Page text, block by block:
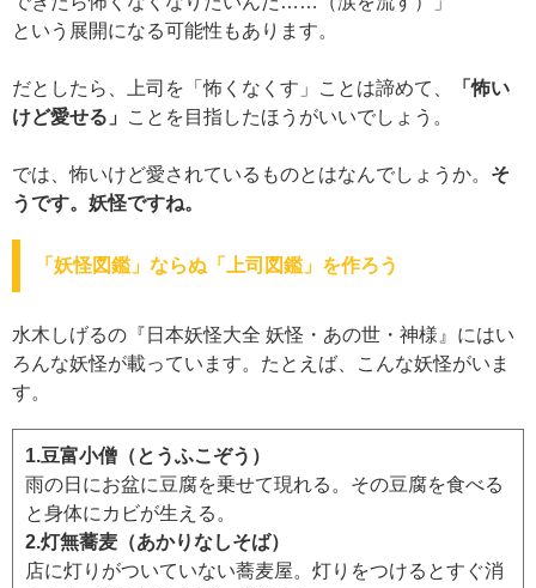
という展開になる可能性もあります。
だとしたら、上司を「怖くなくす」ことは諦めて、
「怖い
けど愛せる」
ことを目指したほうがいいでしょう。
では、怖いけど愛されているものとはなんでしょうか。 そ
うです。妖怪ですね。
「妖怪図鑑」ならぬ「上司図鑑」を作ろう
水木しげるの『日本妖怪大全 妖怪・あの世・神様』にはい
ろんな妖怪が載っています。たとえば、こんな妖怪がいま
す。
1.豆富小僧（とうふこぞう）
雨の日にお盆に豆腐を乗せて現れる。その豆腐を食べる
と身体にカビが生える。
2.灯無蕎麦（あかりなしそば）
店に灯りがついていない蕎麦屋。灯りをつけるとすぐ消